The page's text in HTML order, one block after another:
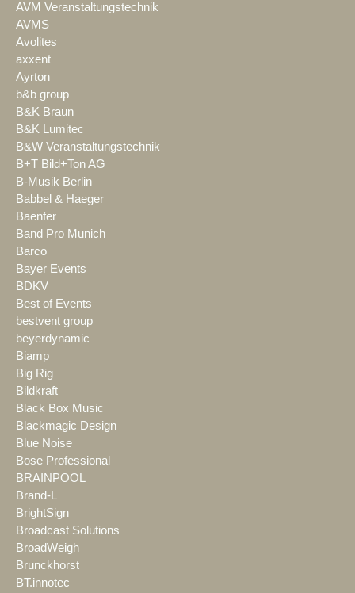
AVM Veranstaltungstechnik
AVMS
Avolites
axxent
Ayrton
b&b group
B&K Braun
B&K Lumitec
B&W Veranstaltungstechnik
B+T Bild+Ton AG
B-Musik Berlin
Babbel & Haeger
Baenfer
Band Pro Munich
Barco
Bayer Events
BDKV
Best of Events
bestvent group
beyerdynamic
Biamp
Big Rig
Bildkraft
Black Box Music
Blackmagic Design
Blue Noise
Bose Professional
BRAINPOOL
Brand-L
BrightSign
Broadcast Solutions
BroadWeigh
Brunckhorst
BT.innotec